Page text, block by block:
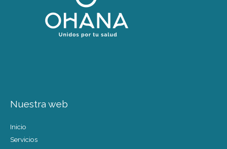
Nuestra web
Inicio
Servicios